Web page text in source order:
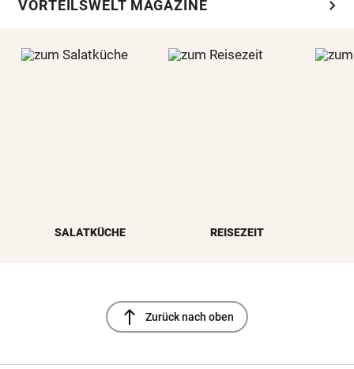
VORTEILSWELT MAGAZINE chevron_right
SALATKÜCHE REISEZEIT
north Zurück nach oben